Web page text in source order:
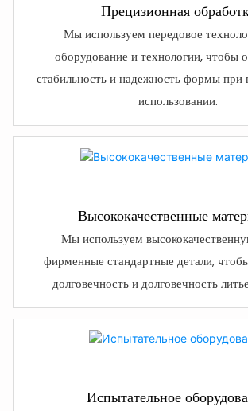
Прецизионная
Мы используем передовое
оборудование и технологии, чтобы
стабильность и надежность формы
использовании.
Высококачественные
Мы используем
фирменные стандартные детали,
долговечность и долговечность
Испытательное